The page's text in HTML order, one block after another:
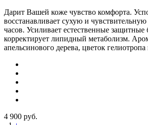
Дарит Вашей коже чувство комфорта.
восстанавливает сухую и
часов. Усиливает естественные защитные
корректирует липидный метаболизм.
апельсинового дерева, цветок
4 900 руб.